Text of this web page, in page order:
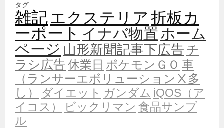
タグ
雑記エクステリア折板カ
ーポート イナバ物置ホーム
ページ 山形新聞記事下広告 チ
ラシ広告休業日 ポケモンＧＯ 車
（ランサーエボリューションⅩ多
し）
ダイエット ガンダム iQOS（ア
イコス）
ビックリマン 食品サンプ
ル